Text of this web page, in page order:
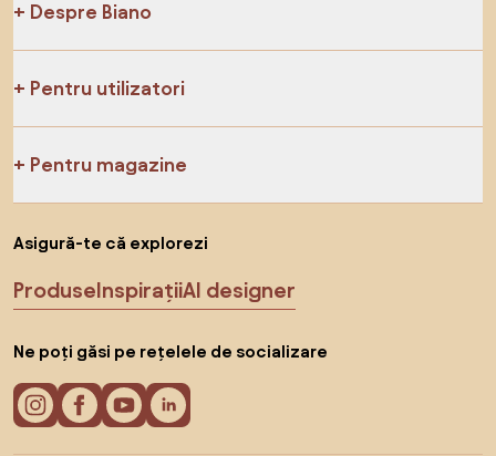
Despre Biano
Pentru utilizatori
Pentru magazine
Asigură-te că explorezi
ProduseInspirațiiAI designer
Ne poți găsi pe rețelele de socializare